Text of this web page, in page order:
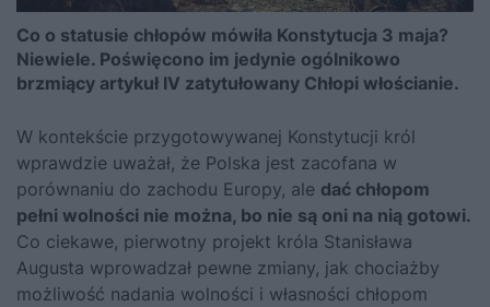
Co o statusie chłopów mówiła Konstytucja 3 maja?
Niewiele. Poświęcono im jedynie ogólnikowo
brzmiący artykuł IV zatytułowany Chłopi włościanie.
W kontekście przygotowywanej Konstytucji król
wprawdzie uważał, że Polska jest zacofana w
porównaniu do zachodu Europy, ale dać chłopom
pełni wolności nie można, bo nie są oni na nią gotowi.
Co ciekawe, pierwotny projekt króla Stanisława
Augusta wprowadzał pewne zmiany, jak chociażby
możliwość nadania wolności i własności chłopom